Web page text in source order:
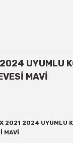
UYUMLU
MAVİ
2021 2024 UYUMLU
MAVİ